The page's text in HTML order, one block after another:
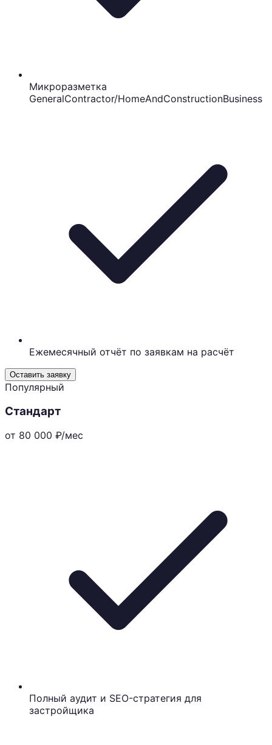
Микроразметка
GeneralContractor/HomeAndConstructionBusiness
Ежемесячный отчёт по заявкам на расчёт
Оставить заявку
Популярный
Стандарт
от 80 000 ₽/мес
Полный аудит и SEO-стратегия для
застройщика